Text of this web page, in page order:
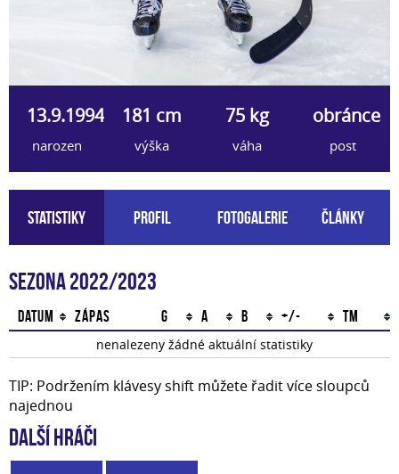
13.9.1994
narozen
181 cm
výška
75 kg
váha
obránce
post
Statistiky Profil Fotogalerie Články
Sezona 2022/2023
Datum Zápas G A B +/- TM
nenalezeny žádné aktuální statistiky
TIP: Podržením klávesy shift můžete řadit více sloupců
najednou
Další hráči